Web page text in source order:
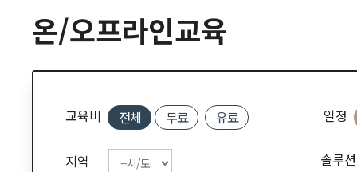
온/오프라인교육
교육비 전체 무료 유료 일정
지역 솔루션